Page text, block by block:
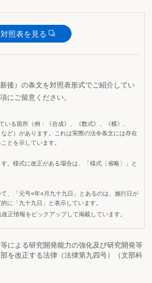
照表を見る
後）の条文を対照表形式でご紹介してい
にご留意ください。
る箇所（例：《合成》、《数式》、《横》、
ど）があります。これは実際の法令条文には存在
とを示しています。
。様式に改正がある場合は、「様式〔省略〕」と
、「元号○年○月九十九日」とあるのは、施行日が
に「九十九日」と表示しています。
正情報をピックアップして掲載しています。
による研究開発能力の強化及び研究開発等
を改正する法律（法律第九四号）（文部科